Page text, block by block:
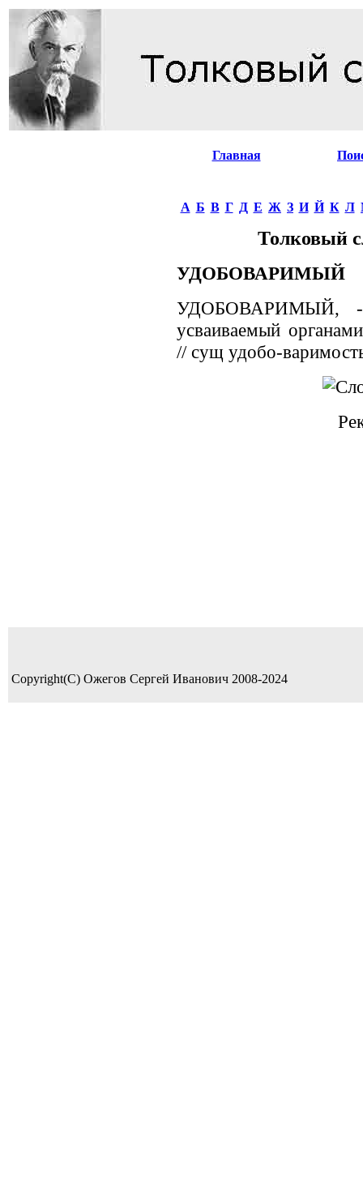
Главная
А Б В Г Д Е Ж З И Й К Л
Толковый
УДОБОВАРИМЫЙ
УДОБОВАРИМЫЙ, -
усваиваемый
// сущ удобо-
Copyright(C) Ожегов Сергей Иванович 2008-2024